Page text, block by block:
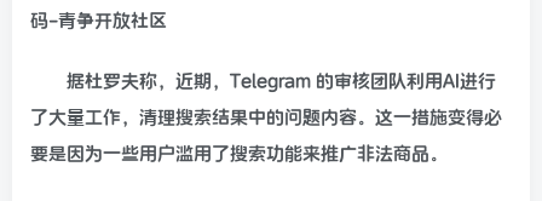
据杜罗夫称，近期，Telegram 的审核团队利用AI进行
了大量工作，清理搜索结果中的问题内容。这一措施变得必
要是因为一些用户滥用了搜索功能来推广非法商品。